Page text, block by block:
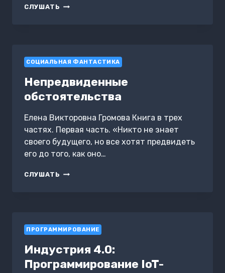
СЛУШАТЬ ТРУ-
СОЦИАЛЬНАЯ ФАНТАСТИКА
Непредвиденные
обстоятельства
Елена Викторовна Громова Книга в трех
частях. Первая часть. «Никто не знает
своего будущего, но все хотят предвидеть
его до того, как оно…
СЛУШАТЬ НЕПРЕДВИДЕННЫЕ
ПРОГРАММИРОВАНИЕ
Индустрия 4.0:
Программирование IoT-